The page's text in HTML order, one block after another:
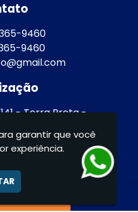
9460
9460
- Terra Preta -
Visual Ltda -
garantir que você
experiência.